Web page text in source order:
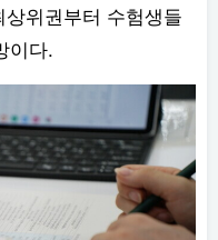
위권부터 수험생들
이다.